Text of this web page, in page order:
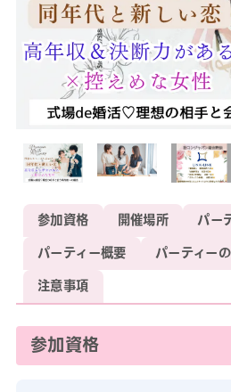
参加資格 開催場所
パー
パーティー概要
パーティー
注意事項
参加資格